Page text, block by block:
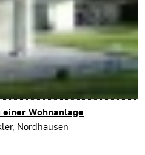
Wohnanlage
Nordhausen